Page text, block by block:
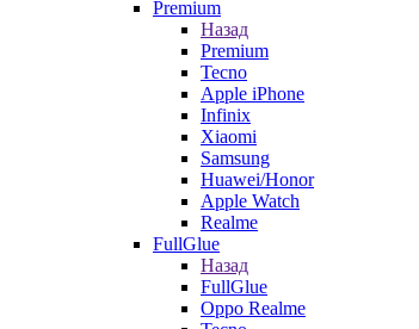
Premium
Назад
Premium
Tecno
Apple iPhone
Infinix
Xiaomi
Samsung
Huawei/Honor
Apple Watch
Realme
FullGlue
Назад
FullGlue
Oppo Realme